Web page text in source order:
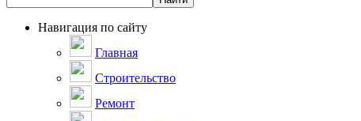
Навигация по сайту
Главная
Строительство
Ремонт